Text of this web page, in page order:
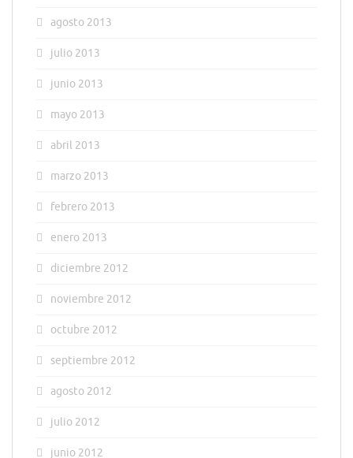
agosto 2013
julio 2013
junio 2013
mayo 2013
abril 2013
marzo 2013
febrero 2013
enero 2013
diciembre 2012
noviembre 2012
octubre 2012
septiembre 2012
agosto 2012
julio 2012
junio 2012